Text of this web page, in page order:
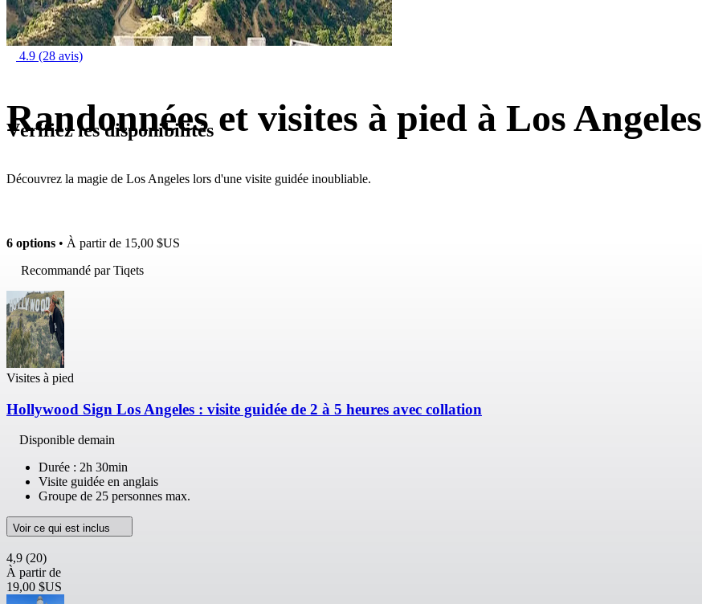
4.9 (28 avis)
Randonnées et visites à pied à Los Angeles
Découvrez la magie de Los Angeles lors d'une visite guidée inoubliable.
Vérifiez les disponibilités
6 options • À partir de 15,00 $US
Recommandé par Tiqets
Visites à pied
Hollywood Sign Los Angeles : visite guidée de 2 à 5 heures avec collation
Disponible demain
Durée : 2h 30min
Visite guidée en anglais
Groupe de 25 personnes max.
Voir ce qui est inclus
4,9 (20)
À partir de
19,00 $US